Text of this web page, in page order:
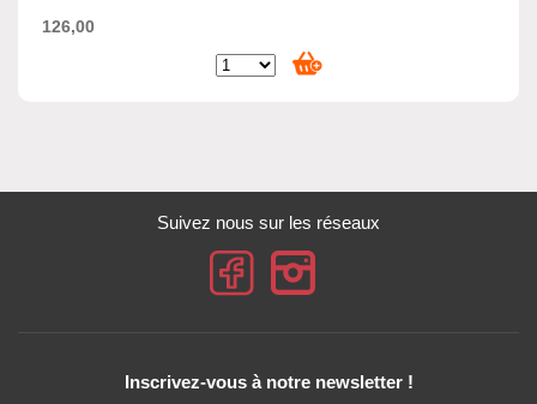
126,00
Suivez nous sur les réseaux
Inscrivez-vous à notre newsletter !